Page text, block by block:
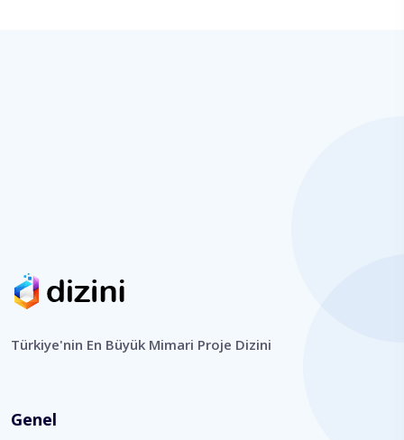
Türkiye'nin En Büyük Mimari Proje Dizini
Genel